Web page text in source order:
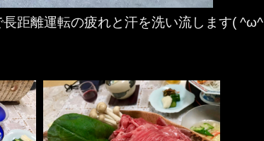
距離運転の疲れと汗を洗い流します( ^ω^